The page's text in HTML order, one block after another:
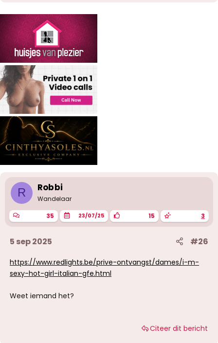
R Robbi
Wandelaar
35 23/07/25 15 3
5 sep 2025 #26
https://www.redlights.be/prive-ontvangst/dames/i-m-
sexy-hot-girl-italian-gfe.html
Weet iemand het?
Citeer dit bericht